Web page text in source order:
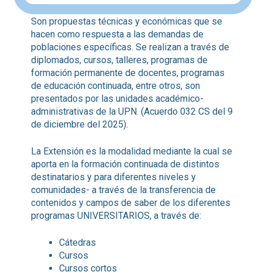
Son propuestas técnicas y económicas que se
hacen como respuesta a las demandas de
poblaciones específicas. Se realizan a través de
diplomados, cursos, talleres, programas de
formación permanente de docentes, programas
de educación continuada, entre otros, son
presentados por las unidades académico-
administrativas de la UPN. (Acuerdo 032 CS del 9
de diciembre del 2025).
La Extensión es la modalidad mediante la cual se
aporta en la formación continuada de distintos
destinatarios y para diferentes niveles y
comunidades- a través de la transferencia de
contenidos y campos de saber de los diferentes
programas UNIVERSITARIOS, a través de:
Cátedras
Cursos
Cursos cortos